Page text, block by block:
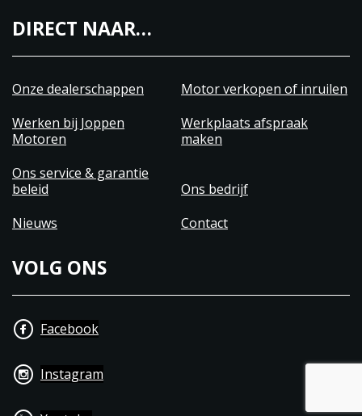
DIRECT NAAR…
Onze dealerschappen
Motor verkopen of inruilen
Werken bij Joppen
Motoren
Werkplaats afspraak
maken
Ons service & garantie
beleid
Ons bedrijf
Nieuws
Contact
VOLG ONS
Facebook
Instagram